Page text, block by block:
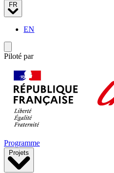
FR
EN
Piloté par
Programme